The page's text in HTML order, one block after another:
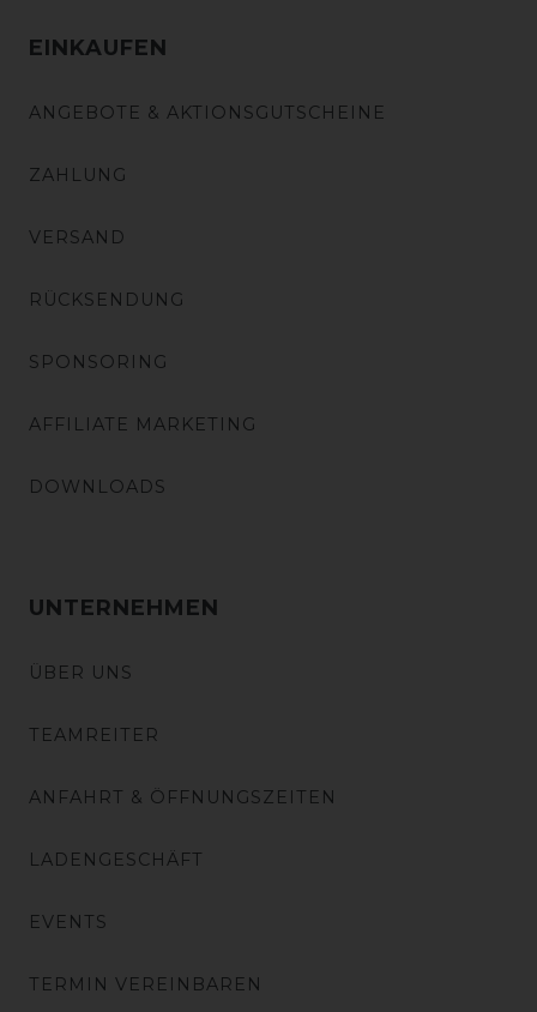
EINKAUFEN
ANGEBOTE & AKTIONSGUTSCHEINE
ZAHLUNG
VERSAND
RÜCKSENDUNG
SPONSORING
AFFILIATE MARKETING
DOWNLOADS
UNTERNEHMEN
ÜBER UNS
TEAMREITER
ANFAHRT & ÖFFNUNGSZEITEN
LADENGESCHÄFT
EVENTS
TERMIN VEREINBAREN